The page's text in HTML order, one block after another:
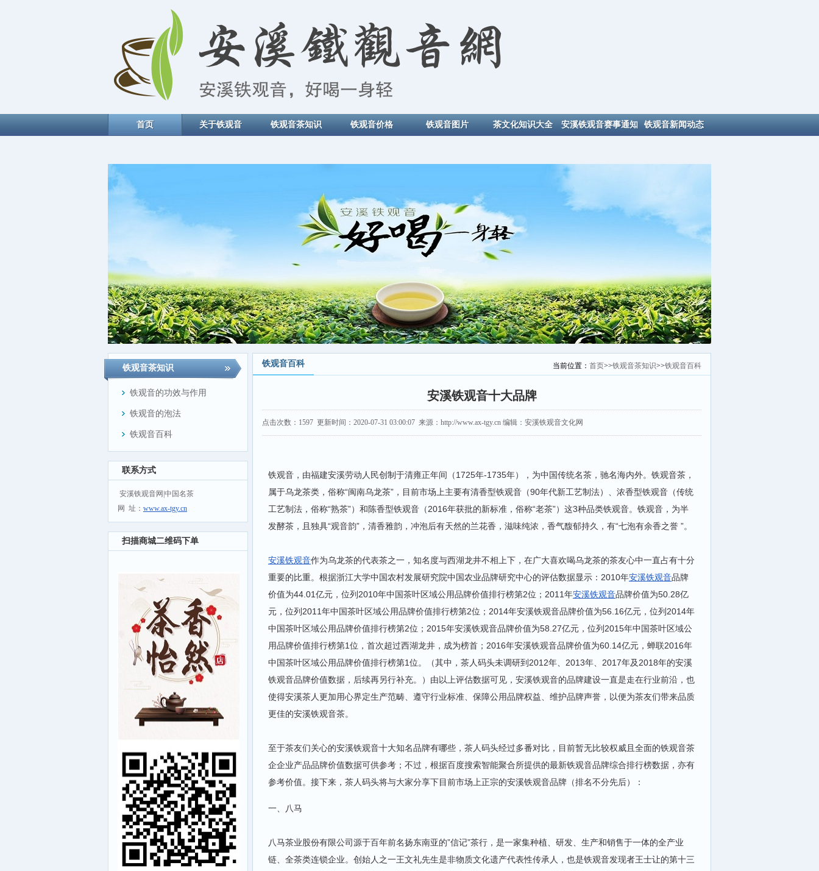
首页 关于铁观音 铁观音茶知识 铁观音价格 铁观音图片 茶文化知识大全 安溪铁观音赛事通知 铁观音新闻动态
铁观音茶知识
铁观音的功效与作用
铁观音的泡法
铁观音百科
联系方式
安溪铁观音网|中国名茶
网 址： www.ax-tgy.cn
扫描商城二维码下单
当前位置： 首页>>铁观音茶知识>>铁观音百科
铁观音百科
安溪铁观音十大品牌
点击次数： 1597 更新时间：2020-07-31 03:00:07 来源：http://www.ax-tgy.cn 编辑：安溪铁观音文化网
铁观音，由福建安溪劳动人民创制于清雍正年间（1725年-1735年），为中国传统名茶，驰名海内外。铁观音茶，
属于乌龙茶类，俗称“闽南乌龙茶”，目前市场上主要有清香型铁观音（90年代新工艺制法）、浓香型铁观音（传统
工艺制法，俗称“熟茶”）和陈香型铁观音（2016年获批的新标准，俗称“老茶”）这3种品类铁观音。铁观音，为半
发酵茶，且独具“观音韵”，清香雅韵，冲泡后有天然的兰花香，滋味纯浓，香气馥郁持久，有“七泡有余香之誉 ”。
安溪铁观音作为乌龙茶的代表茶之一，知名度与西湖龙井不相上下，在广大喜欢喝乌龙茶的茶友心中一直占有十分
重要的比重。根据浙江大学中国农村发展研究院中国农业品牌研究中心的评估数据显示：2010年安溪铁观音品牌
价值为44.01亿元，位列2010年中国茶叶区域公用品牌价值排行榜第2位；2011年安溪铁观音品牌价值为50.28亿
元，位列2011年中国茶叶区域公用品牌价值排行榜第2位；2014年安溪铁观音品牌价值为56.16亿元，位列2014年
中国茶叶区域公用品牌价值排行榜第2位；2015年安溪铁观音品牌价值为58.27亿元，位列2015年中国茶叶区域公
用品牌价值排行榜第1位，首次超过西湖龙井，成为榜首；2016年安溪铁观音品牌价值为60.14亿元，蝉联2016年
中国茶叶区域公用品牌价值排行榜第1位。（其中，茶人码头未调研到2012年、2013年、2017年及2018年的安溪
铁观音品牌价值数据，后续再另行补充。）由以上评估数据可见，安溪铁观音的品牌建设一直是走在行业前沿，也
使得安溪茶人更加用心界定生产范畴、遵守行业标准、保障公用品牌权益、维护品牌声誉，以便为茶友们带来品质
更佳的安溪铁观音茶。
至于茶友们关心的安溪铁观音十大知名品牌有哪些，茶人码头经过多番对比，目前暂无比较权威且全面的铁观音茶
企企业产品品牌价值数据可供参考；不过，根据百度搜索智能聚合所提供的最新铁观音品牌综合排行榜数据，亦有
参考价值。接下来，茶人码头将与大家分享下目前市场上正宗的安溪铁观音品牌（排名不分先后）：
一、八马
八马茶业股份有限公司源于百年前名扬东南亚的”信记”茶行，是一家集种植、研发、生产和销售于一体的全产业
链、全茶类连锁企业。创始人之一王文礼先生是非物质文化遗产代表性传承人，也是铁观音发现者王士让的第十三